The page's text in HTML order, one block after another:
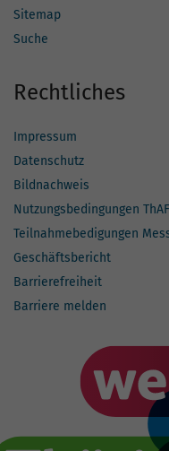
Sitemap
Suche
Rechtliches
Impressum
Datenschutz
Bildnachweis
Nutzungsbedingungen
Teilnahmebedigungen
Geschäftsbericht
Barrierefreiheit
Barriere melden